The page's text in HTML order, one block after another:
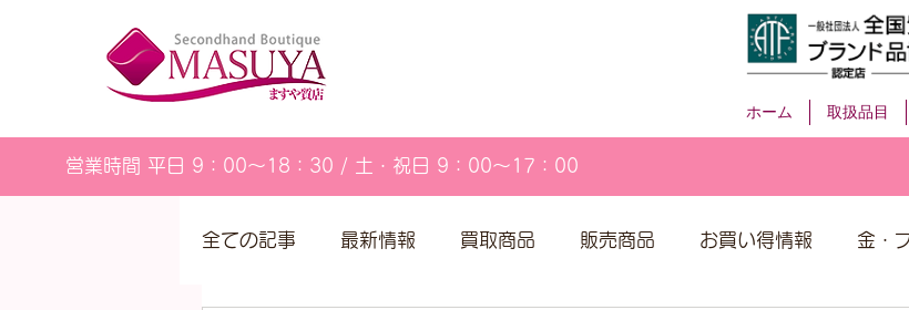
ホーム 取扱品目
営業時間 平日 9：00～18：30 / 土・祝日 9：00～17：00
全ての記事 最新情報 買取商品 販売商品 お買い得情報 金・